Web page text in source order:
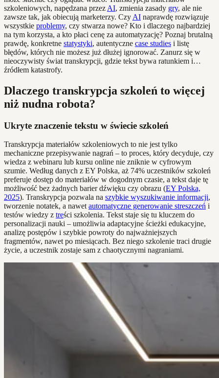
szkoleniowych, napędzana przez AI, zmienia zasady gry, ale nie
zawsze tak, jak obiecują marketerzy. Czy AI naprawdę rozwiązuje
wszystkie problemy, czy stwarza nowe? Kto i dlaczego najbardziej
na tym korzysta, a kto płaci cenę za automatyzację? Poznaj brutalną
prawdę, konkretne statystyki, autentyczne case studies i listę
błędów, których nie możesz już dłużej ignorować. Zanurz się w
nieoczywisty świat transkrypcji, gdzie tekst bywa ratunkiem i…
źródłem katastrofy.
Dlaczego transkrypcja szkoleń to więcej
niż nudna robota?
Ukryte znaczenie tekstu w świecie szkoleń
Transkrypcja materiałów szkoleniowych to nie jest tylko
mechaniczne przepisywanie nagrań – to proces, który decyduje, czy
wiedza z webinaru lub kursu online nie zniknie w cyfrowym
szumie. Według danych z EY Polska, aż 74% uczestników szkoleń
preferuje dostęp do materiałów w dogodnym czasie, a tekst daje tę
możliwość bez żadnych barier dźwięku czy obrazu (EY Polska,
2025). Transkrypcja pozwala na szybkie wyszukiwanie informacji,
tworzenie notatek, a nawet automatyczne generowanie streszczeń i
testów wiedzy z treści szkolenia. Tekst staje się tu kluczem do
personalizacji nauki – umożliwia adaptacyjne ścieżki edukacyjne,
analizę postępów i szybkie powroty do najważniejszych
fragmentów, nawet po miesiącach. Bez niego szkolenie traci drugie
życie, a uczestnik zostaje sam z chaotycznymi nagraniami.